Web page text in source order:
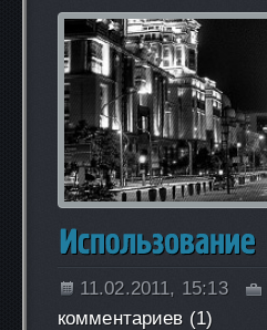
11.02.2011, 15:13
комментариев (1)